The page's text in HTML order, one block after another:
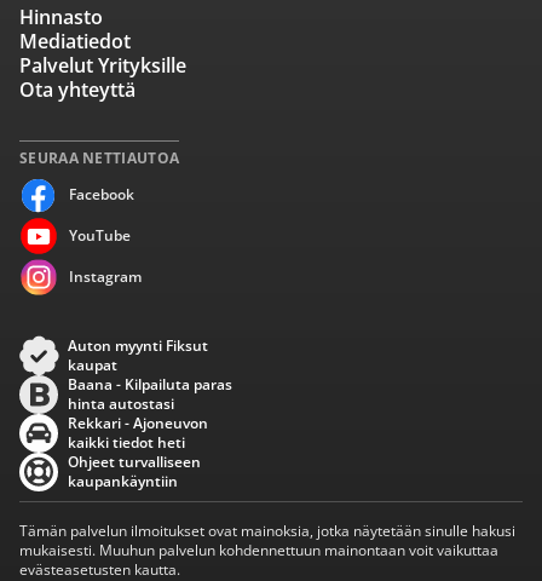
SEURAA NETTIAUTOA
Facebook
YouTube
Instagram
Hinnasto
Mediatiedot
Palvelut Yrityksille
Ota yhteyttä
Auton myynti Fiksut
kaupat
Baana - Kilpailuta paras
hinta autostasi
Rekkari - Ajoneuvon
kaikki tiedot heti
Ohjeet turvalliseen
kaupankäyntiin
Tämän palvelun ilmoitukset ovat mainoksia, jotka näytetään sinulle hakusi
mukaisesti. Muuhun palvelun kohdennettuun mainontaan voit vaikuttaa
evästeasetusten kautta.